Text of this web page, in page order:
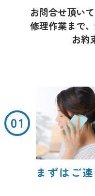
お問合せ頂い
修理作業まで
お約
まずはご